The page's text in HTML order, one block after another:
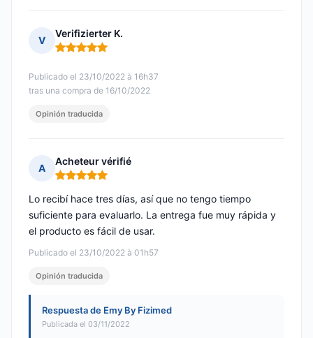
V
Verifizierter K.
Nota: 5 de 5
Publicado el 23/10/2022 à 16h37
tras una compra de 16/10/2022
Opinión traducida
A
Acheteur vérifié
Nota: 5 de 5
Publicado el 23/10/2022 à 01h57
Lo recibí hace tres días, así que no tengo tiempo
suficiente para evaluarlo. La entrega fue muy rápida y
el producto es fácil de usar.
Opinión traducida
Respuesta de Emy By Fizimed
Publicada el 03/11/2022